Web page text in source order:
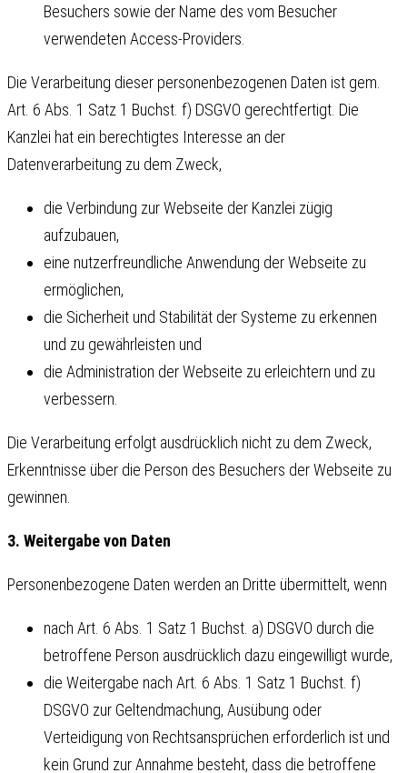
Besuchers sowie der Name des vom Besucher
verwendeten Access-Providers.
Die Verarbeitung dieser personenbezogenen Daten ist gem.
Art. 6 Abs. 1 Satz 1 Buchst. f) DSGVO gerechtfertigt. Die
Kanzlei hat ein berechtigtes Interesse an der
Datenverarbeitung zu dem Zweck,
die Verbindung zur Webseite der Kanzlei zügig
aufzubauen,
eine nutzerfreundliche Anwendung der Webseite zu
ermöglichen,
die Sicherheit und Stabilität der Systeme zu erkennen
und zu gewährleisten und
die Administration der Webseite zu erleichtern und zu
verbessern.
Die Verarbeitung erfolgt ausdrücklich nicht zu dem Zweck,
Erkenntnisse über die Person des Besuchers der Webseite zu
gewinnen.
3. Weitergabe von Daten
Personenbezogene Daten werden an Dritte übermittelt, wenn
nach Art. 6 Abs. 1 Satz 1 Buchst. a) DSGVO durch die
betroffene Person ausdrücklich dazu eingewilligt wurde,
die Weitergabe nach Art. 6 Abs. 1 Satz 1 Buchst. f)
DSGVO zur Geltendmachung, Ausübung oder
Verteidigung von Rechtsansprüchen erforderlich ist und
kein Grund zur Annahme besteht, dass die betroffene